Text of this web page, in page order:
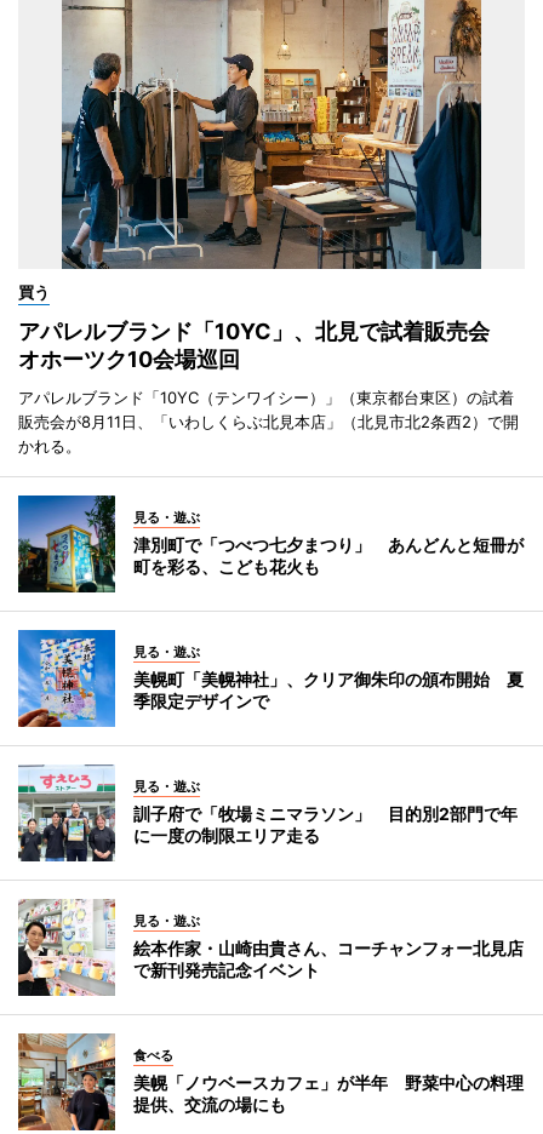
買う
アパレルブランド「10YC」、北見で試着販売会
オホーツク10会場巡回
アパレルブランド「10YC（テンワイシー）」（東京都台東区）の試着
販売会が8月11日、「いわしくらぶ北見本店」（北見市北2条西2）で開
かれる。
見る・遊ぶ
津別町で「つべつ七夕まつり」 あんどんと短冊が
町を彩る、こども花火も
見る・遊ぶ
美幌町「美幌神社」、クリア御朱印の頒布開始 夏
季限定デザインで
見る・遊ぶ
訓子府で「牧場ミニマラソン」 目的別2部門で年
に一度の制限エリア走る
見る・遊ぶ
絵本作家・山崎由貴さん、コーチャンフォー北見店
で新刊発売記念イベント
食べる
美幌「ノウベースカフェ」が半年 野菜中心の料理
提供、交流の場にも